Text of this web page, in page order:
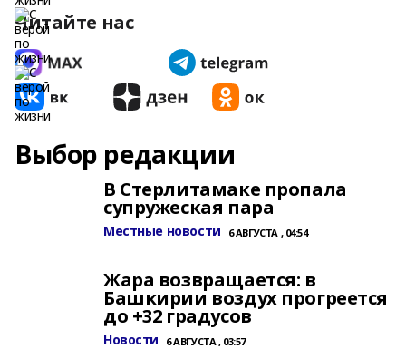
Читайте нас
Выбор редакции
В Стерлитамаке пропала
супружеская пара
Местные новости 6 АВГУСТА , 04:54
Жара возвращается: в
Башкирии воздух прогреется
до +32 градусов
Новости 6 АВГУСТА , 03:57